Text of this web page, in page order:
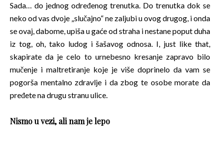
Sada… do jednog određenog trenutka. Do trenutka dok se
neko od vas dvoje „slučajno“ ne zaljubi u ovog drugog, i onda
se ovaj, dabome, upiša u gaće od straha i nestane poput duha
iz tog, oh, tako ludog i šašavog odnosa. I, just like that,
skapirate da je celo to urnebesno kresanje zapravo bilo
mučenje i maltretiranje koje je više doprinelo da vam se
pogorša mentalno zdravlje i da zbog te osobe morate da
pređete na drugu stranu ulice.
Nismo u vezi, ali nam je lepo